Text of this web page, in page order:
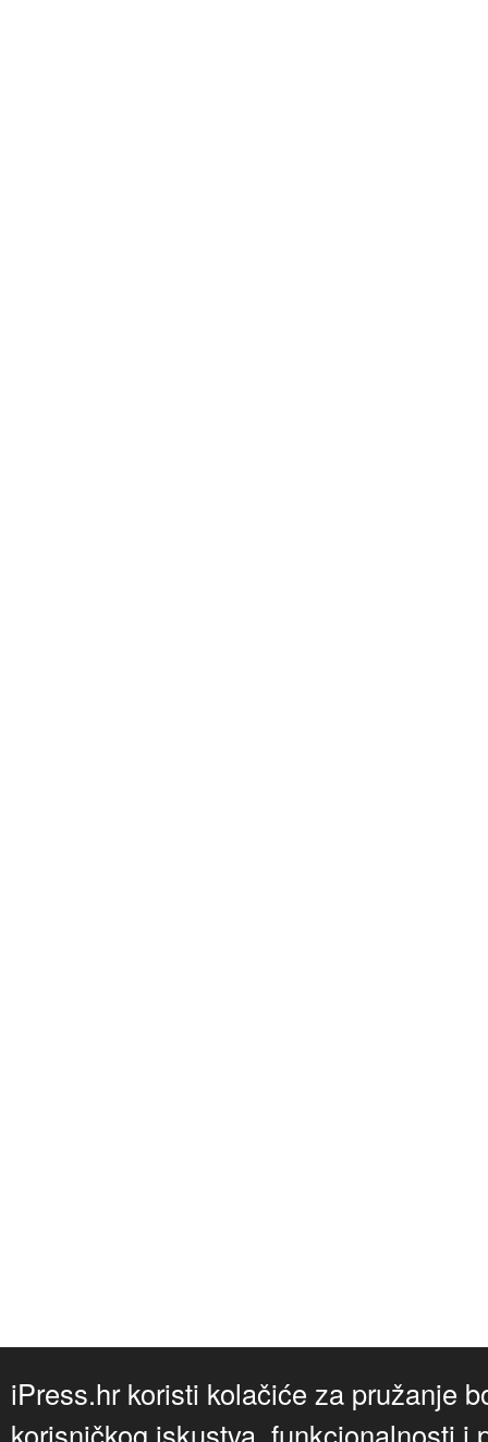
iPress.hr koristi kolačiće za pružanje